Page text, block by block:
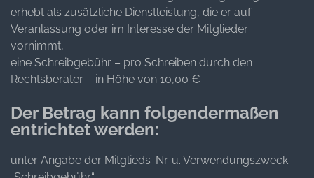
erhebt als zusätzliche Dienstleistung, die er auf
Veranlassung oder im Interesse der Mitglieder
vornimmt,
eine Schreibgebühr – pro Schreiben durch den
Rechtsberater – in Höhe von 10,00 €
Der Betrag kann folgendermaßen
entrichtet werden:
unter Angabe der Mitglieds-Nr. u. Verwendungszweck